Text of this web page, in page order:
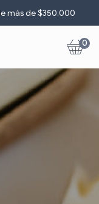
más de $350.000
0